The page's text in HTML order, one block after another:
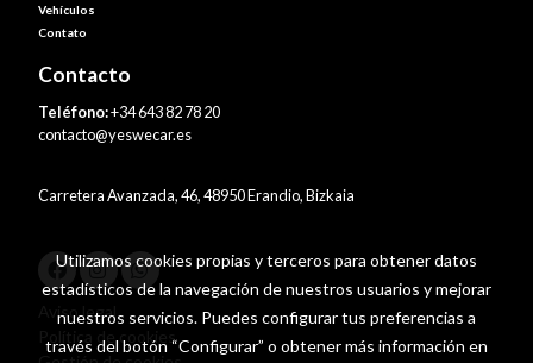
Vehículos
Contato
Contacto
Teléfono:+34 643 82 78 20
contacto@yeswecar.es
Carretera Avanzada, 46, 48950 Erandio, Bizkaia
Aviso legal
Política de cookies
Utilizamos cookies propias y terceros para obtener datos
estadísticos de la navegación de nuestros usuarios y mejorar
nuestros servicios. Puedes configurar tus preferencias a
través del botón “Configurar” o obtener más información en